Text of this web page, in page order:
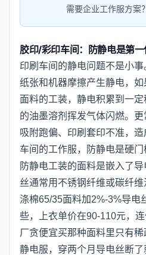
需要企业工作服方案？
胶印/彩印车间：防静电是第一
印刷车间的静电问题不是小事
纸张和机器摩擦产生静电，
面料的工装，静电积累到一
的油墨溶剂挥发气体闪燃。
吸附跑偏、印刷套印不准，
车间的工作服，防静电是硬门
防静电工装的面料是嵌入了
丝通常用不锈钢纤维或碳纤
涤棉65/35面料加2%-3%导电
些，上衣单价在90-110元，
厂贪便宜买那种面料里只有
静电服，穿两个月导电丝断